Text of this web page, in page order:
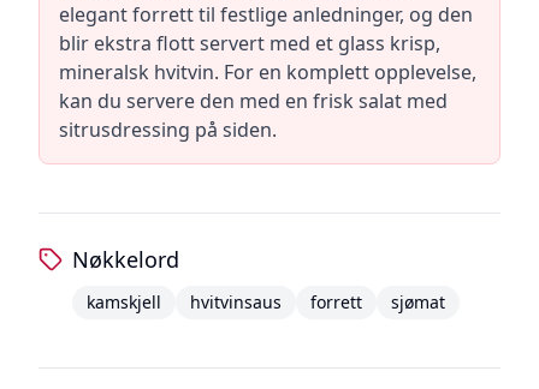
elegant forrett til festlige anledninger, og den
blir ekstra flott servert med et glass krisp,
mineralsk hvitvin. For en komplett opplevelse,
kan du servere den med en frisk salat med
sitrusdressing på siden.
Nøkkelord
kamskjell hvitvinsaus forrett sjømat